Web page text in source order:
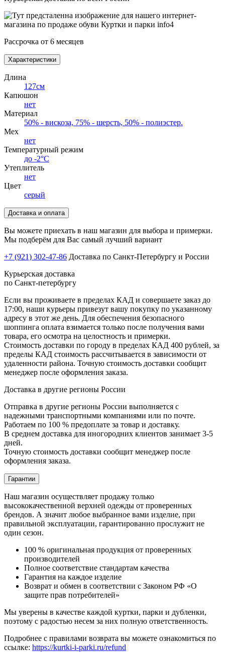
Рассрочка от 6 месяцев
Характеристики
Длина
127см
Капюшон
нет
Материал
50% - вискоза, 75% - шерсть, 50% - полиэстер.
Мех
нет
Температурный режим
до -2°С
Утеплитель
нет
Цвет
серый
Доставка и оплата
Вы можете приехать в наш магазин для выбора и примерки.
Мы подберём для Вас самый лучший вариант
+7 (921) 302-47-86 Доставка по Санкт-Петербургу и России
Курьерская доставка
по Санкт-петербургу
Если вы проживаете в пределах КАД и совершаете заказ до
17:00, наши курьеры привезут вашу покупку по указанному
адресу в этот же день. Для обеспечения безопасного
шоппинга оплата взимается только после получения вами
товара, его осмотра на целостность и примерки.
Стоимость доставки по городу в пределах КАД 400 рублей, за
пределы КАД стоимость рассчитывается в зависимости от
удаленности района. Точную стоимость доставки сообщит
менеджер после оформления заказа.
Доставка в другие регионы России
Отправка в другие регионы России выполняется с
надежными транспортными компаниями или по почте.
Работаем по 100 % предоплате за товар и доставку.
В среднем доставка для иногородних клиентов занимает 3-5
дней.
Точную стоимость доставки сообщит менеджер после
оформления заказа.
Гарантии
Наш магазин осуществляет продажу только
высококачественной верхней одежды от проверенных
брендов. А значит любое выбранное вами изделие, при
правильной эксплуатации, гарантированно прослужит не
один сезон.
100 % оригинальная продукция от проверенных
производителей
Полное соответствие стандартам качества
Гарантия на каждое изделие
Возврат и обмен в соответствии с Законом РФ «О
защите прав потребителей»
Мы уверены в качестве каждой куртки, парки и дубленки,
поэтому с радостью несем за них полную ответственность.
Подробнее с правилами возврата вы можете ознакомиться по
ссылке: https://kurtki-i-parki.ru/refund